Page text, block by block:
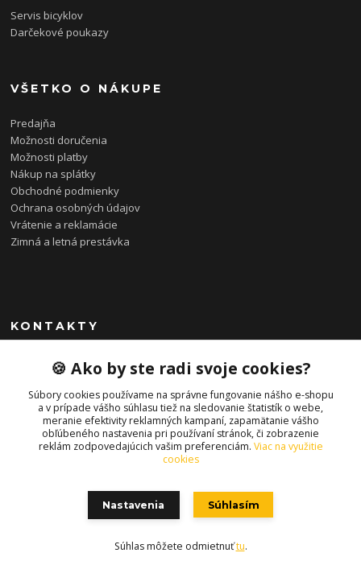
Servis bicyklov
Darčekové poukazy
VŠETKO O NÁKUPE
Predajňa
Možnosti doručenia
Možnosti platby
Nákup na splátky
Obchodné podmienky
Ochrana osobných údajov
Vrátenie a reklamácie
Zimná a letná prestávka
KONTAKTY
0948 085 857
(Ut-Pia 11-19 hod., So 09-14 hod.)
info@bonkybike.sk
🍪 Ako by ste radi svoje cookies?
Súbory cookies používame na správne fungovanie nášho e-shopu
a v prípade vášho súhlasu tiež na sledovanie štatistík o webe,
meranie efektivity reklamných kampaní, zapamätanie vášho
obľúbeného nastavenia pri používaní stránok, či zobrazenie
reklám zodpovedajúcich vašim preferenciám. Viac na využitie
cookies
Nastavenia Súhlasím
Súhlas môžete odmietnuťtu.